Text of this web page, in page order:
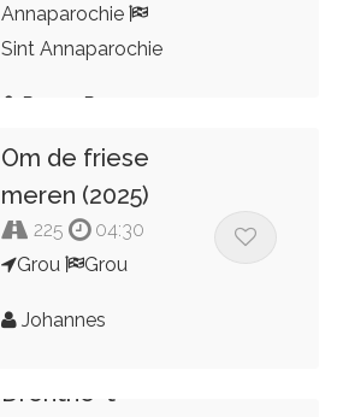
Annaparochie
Sint Annaparochie
Renze R. van
Om de friese
meren (2025)
225
04:30
Grou
Grou
Johannes
Drenthe 't